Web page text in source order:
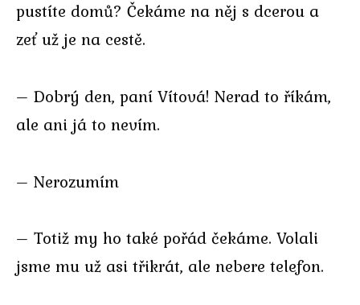
pustíte domů? Čekáme na něj s dcerou a
zeť už je na cestě.
– Dobrý den, paní Vítová! Nerad to říkám,
ale ani já to nevím.
– Nerozumím
– Totiž my ho také pořád čekáme. Volali
jsme mu už asi třikrát, ale nebere telefon.